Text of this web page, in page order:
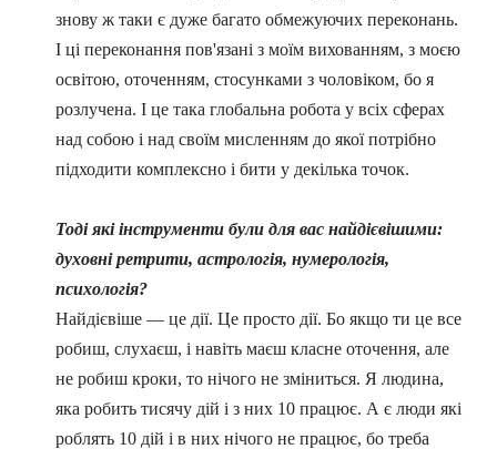
знову ж таки є дуже багато обмежуючих переконань.
І ці переконання пов'язані з моїм вихованням, з моєю
освітою, оточенням, стосунками з чоловіком, бо я
розлучена. І це така глобальна робота у всіх сферах
над собою і над своїм мисленням до якої потрібно
підходити комплексно і бити у декілька точок.
Тоді які інструменти були для вас найдієвішими:
духовні ретрити, астрологія, нумерологія,
психологія?
Найдієвіше — це дії. Це просто дії. Бо якщо ти це все
робиш, слухаєш, і навіть маєш класне оточення, але
не робиш кроки, то нічого не зміниться. Я людина,
яка робить тисячу дій і з них 10 працює. А є люди які
роблять 10 дій і в них нічого не працює, бо треба